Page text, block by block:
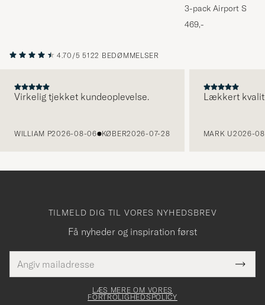
3-pack Airport
Melange
469,-
4.70/5 5122 BEDØMMELSER
Virkelig tjekket kundeoplevelse.
WILLIAM P2026-08-06 KØBER2026-07-28
Lækkert
MARK U2026-
TILMELD DIG TIL VORES NYHEDSBREV
Få nyheder og inspiration først
mailadresse
skal
Tack
för
LÆS MERE OM VORES
FORTROLIGHEDSPOLICY